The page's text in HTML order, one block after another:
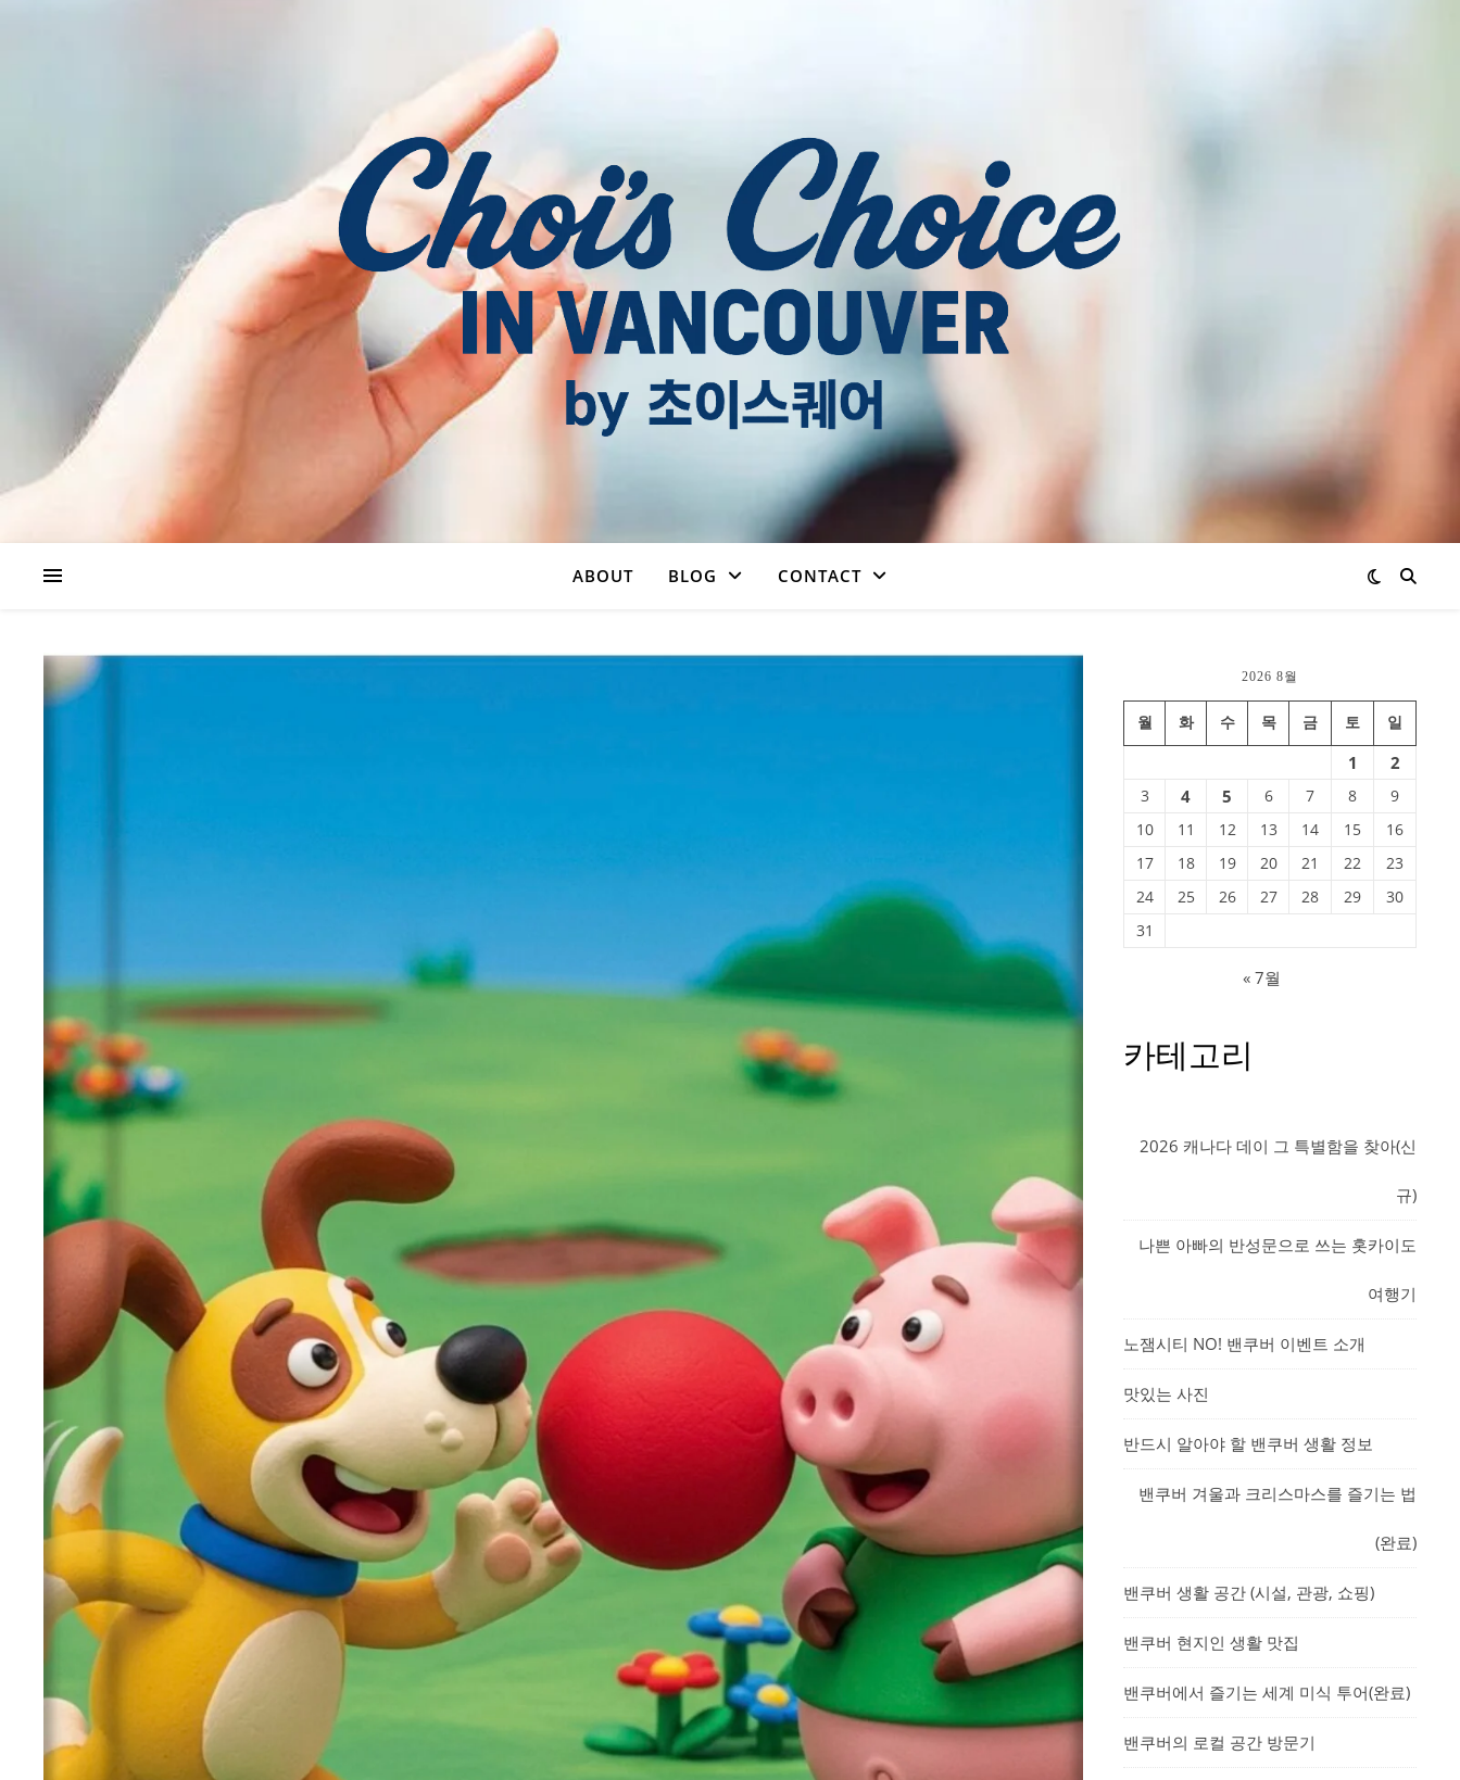
ABOUT BLOG CONTACT
2026 8월
월 화 수 목 금 토 일
1 2
3 4 5 6 7 8
9
10
11 12 13 14 15
16
17
18 19 20 21 22
23
24
25 26 27 28 29
30
31
« 7월
카테고리
2026 캐나다 데이 그 특별함을 찾아(신
규)
나쁜 아빠의 반성문으로 쓰는 홋카이도
여행기
노잼시티 NO! 밴쿠버 이벤트 소개
맛있는 사진
반드시 알아야 할 밴쿠버 생활 정보
밴쿠버 겨울과 크리스마스를 즐기는 법
(완료)
밴쿠버 생활 공간 (시설, 관광, 쇼핑)
밴쿠버 현지인 생활 맛집
밴쿠버에서 즐기는 세계 미식 투어(완료)
밴쿠버의 로컬 공간 방문기